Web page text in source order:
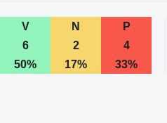
V N P
6
2 4
50%
17% 33%